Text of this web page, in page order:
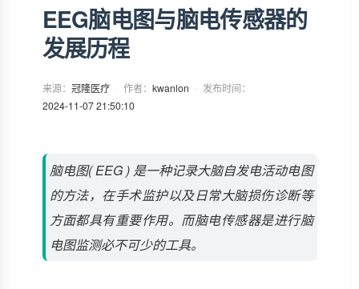
EEG脑电图与脑电传感器的
发展历程
来源： 冠隆医疗 · 作者： kwanlon · 发布时间：
2024-11-07 21:50:10
脑电图( EEG ) 是一种记录大脑自发电活动电图
的方法，在手术监护以及日常大脑损伤诊断等
方面都具有重要作用。而脑电传感器是进行脑
电图监测必不可少的工具。